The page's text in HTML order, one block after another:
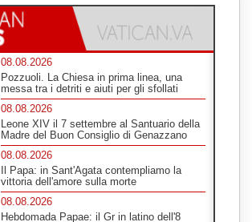
08.08.2026
Pozzuoli. La Chiesa in prima linea, una
messa tra i detriti e aiuti per gli sfollati
08.08.2026
Leone XIV il 7 settembre al Santuario della
Madre del Buon Consiglio di Genazzano
08.08.2026
Il Papa: in Sant'Agata contempliamo la
vittoria dell'amore sulla morte
08.08.2026
Hebdomada Papae: il Gr in latino dell'8